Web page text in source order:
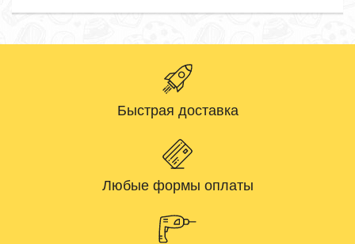
Быстрая доставка
Любые формы оплаты